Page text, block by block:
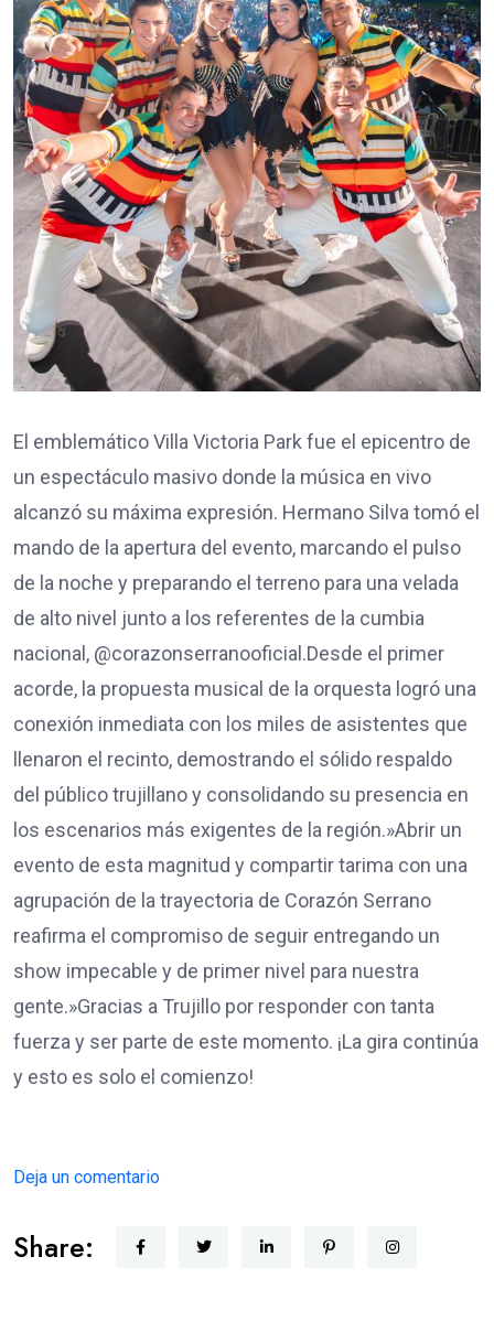
​El emblemático Villa Victoria Park fue el epicentro de
un espectáculo masivo donde la música en vivo
alcanzó su máxima expresión. Hermano Silva tomó el
mando de la apertura del evento, marcando el pulso
de la noche y preparando el terreno para una velada
de alto nivel junto a los referentes de la cumbia
nacional, @corazonserranooficial.​Desde el primer
acorde, la propuesta musical de la orquesta logró una
conexión inmediata con los miles de asistentes que
llenaron el recinto, demostrando el sólido respaldo
del público trujillano y consolidando su presencia en
los escenarios más exigentes de la región.​»Abrir un
evento de esta magnitud y compartir tarima con una
agrupación de la trayectoria de Corazón Serrano
reafirma el compromiso de seguir entregando un
show impecable y de primer nivel para nuestra
gente.»​Gracias a Trujillo por responder con tanta
fuerza y ser parte de este momento. ¡La gira continúa
y esto es solo el comienzo!
Deja un comentario
Share: